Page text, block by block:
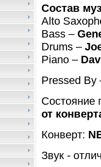
Состав
Alto
Bass –
Drums –
Piano –
Pressed
Состояние
от
Конверт:
Звук -